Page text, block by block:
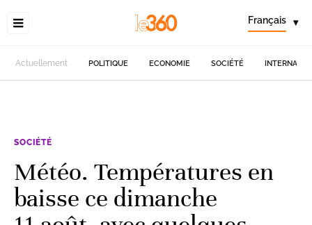
Français ▾
Actuellement POLITIQUE ECONOMIE SOCIÉTÉ
SOCIÉTÉ
Météo. Températures en
baisse ce dimanche